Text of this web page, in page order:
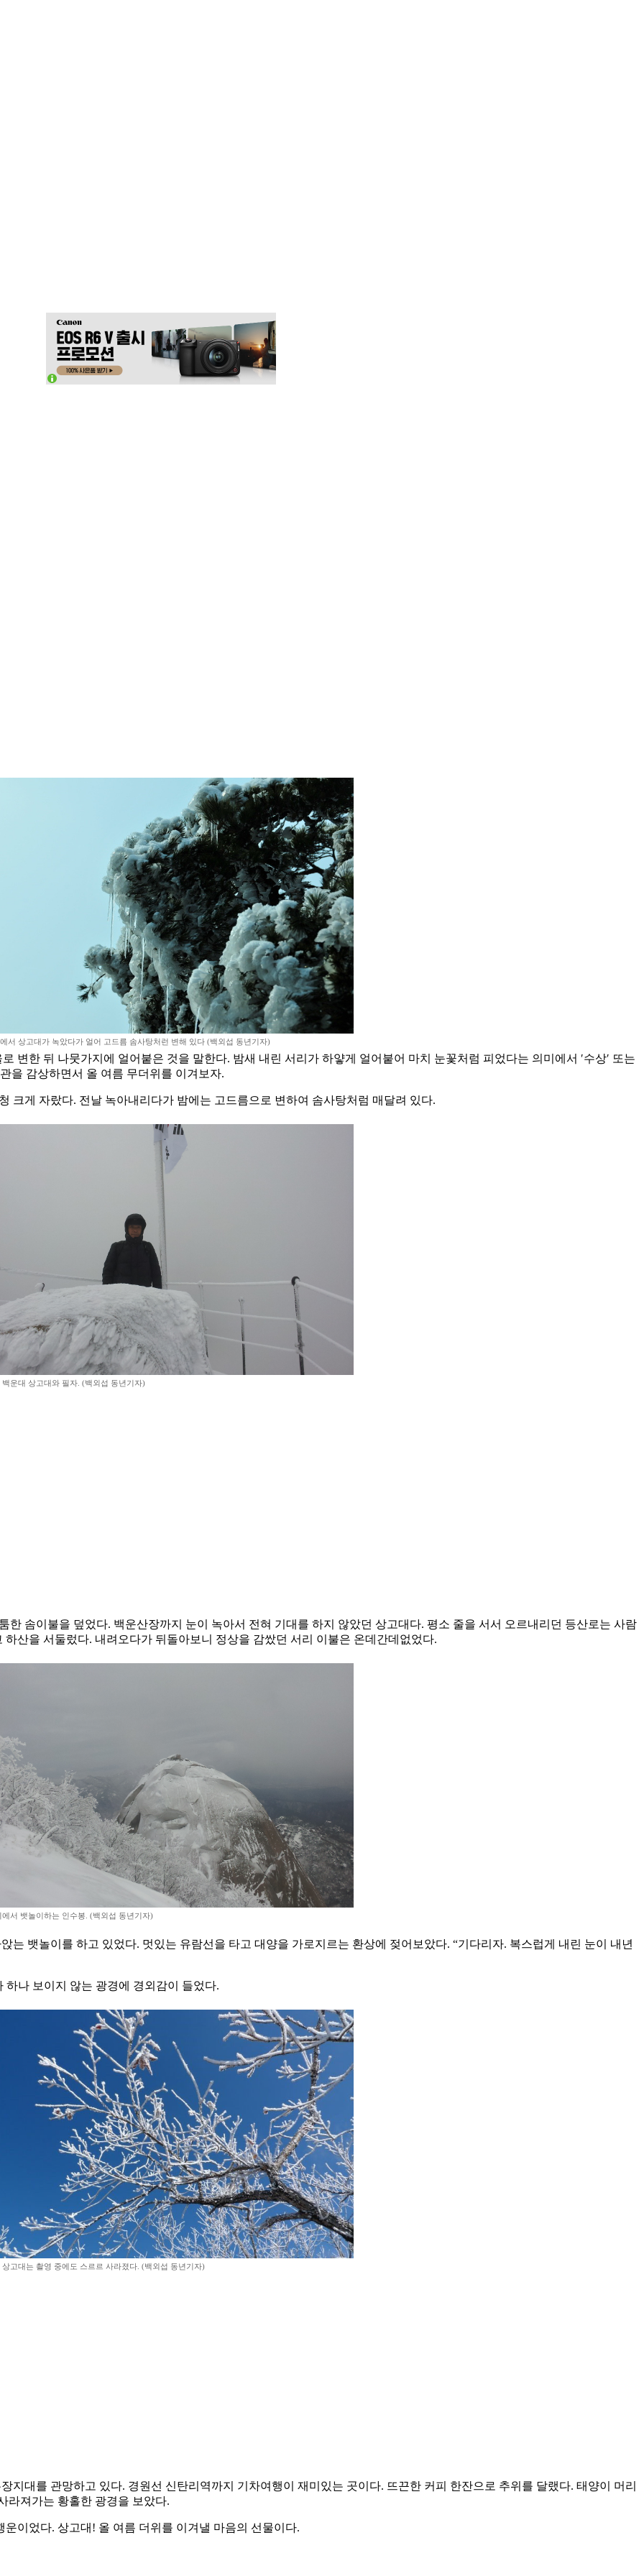
서 상고대가 녹았다가 얼어 고드름 솜사탕처런 변해 있다 (백외섭 동년기자)
변한 뒤 나뭇가지에 얼어붙은 것을 말한다. 밤새 내린 서리가 하얗게 얼어붙어 마치 눈꽃처럼 피었다는 의미에서 ′수상′ 또는
을 감상하면서 올 여름 무더위를 이겨보자.
크게 자랐다. 전날 녹아내리다가 밤에는 고드름으로 변하여 솜사탕처럼 매달려 있다.
운대 상고대와 필자. (백외섭 동년기자)
한 솜이불을 덮었다. 백운산장까지 눈이 녹아서 전혀 기대를 하지 않았던 상고대다. 평소 줄을 서서 오르내리던 등산로는 사람
산을 서둘렀다. 내려오다가 뒤돌아보니 정상을 감쌌던 서리 이불은 온데간데없었다.
서 뱃놀이하는 인수봉. (백외섭 동년기자)
는 뱃놀이를 하고 있었다. 멋있는 유람선을 타고 대양을 가로지르는 환상에 젖어보았다. “기다리자. 복스럽게 내린 눈이 내년
나 보이지 않는 광경에 경외감이 들었다.
고대는 촬영 중에도 스르르 사라졌다. (백외섭 동년기자)
지대를 관망하고 있다. 경원선 신탄리역까지 기차여행이 재미있는 곳이다. 뜨끈한 커피 한잔으로 추위를 달랬다. 태양이 머리
라져가는 황홀한 광경을 보았다.
이었다. 상고대! 올 여름 더위를 이겨낼 마음의 선물이다.